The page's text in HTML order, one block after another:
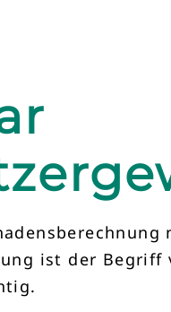
ist der Begriff